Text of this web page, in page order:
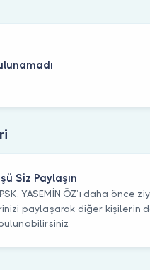
Siz Paylaşın
PSK. YASEMİN ÖZ’ı daha önce
paylaşarak diğer kişilerin